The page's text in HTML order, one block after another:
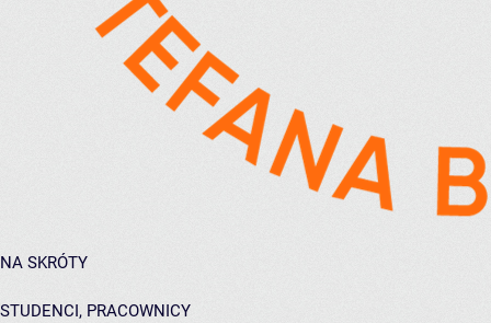
NA SKRÓTY
STUDENCI, PRACOWNICY